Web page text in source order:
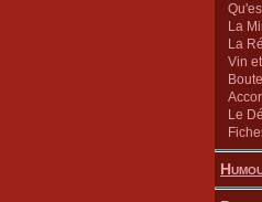
La
La
Vin
Le